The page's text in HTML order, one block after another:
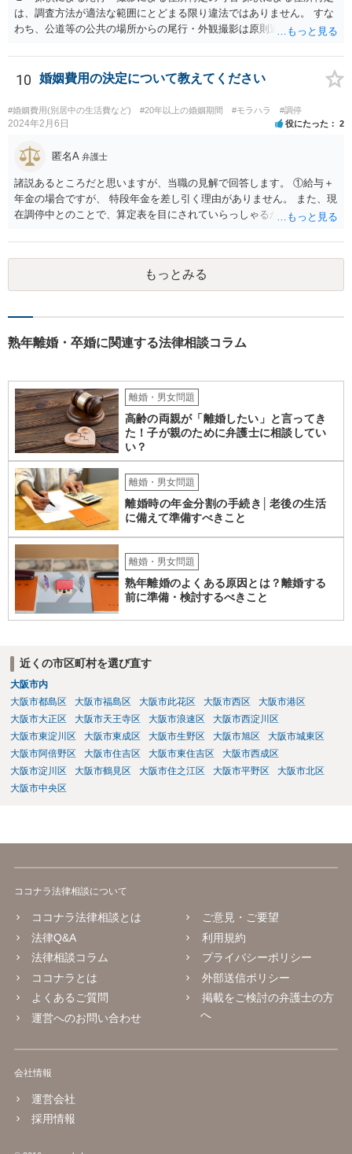
は、調査方法が適法な範囲にとどまる限り違法ではありません。 すな
わち、公道等の公共の場所からの尾行・外観撮影は原則適法であり、
への侵害行為は違法の可能性があります。したがって、夫が相手女性
と会う約束を取り付け、探偵が公道上から尾行・撮影して住所を割り
出す方法は、手段が適法であれば問題ありません。 ２ 相手女性が既
婚者であった場合の夫への慰謝料請求の可能性 相手女性が既婚である
場合、その配偶者は、夫と相手女性の双方に対して不貞行為に基づく
の事情があれば、過失の有無や慰謝料額に影響します。 ・相手女性が
独身であると虚偽申告していた ・夫が既婚と知らなかったことに合理
的理由がある もっとも、相手女性が既婚であることを容易に確認でき
たにもかかわらず漫然と関係を続けた場合は、夫の過失が認められ、
慰謝料（50～150万円程度？）が発生し得ます。
10 婚姻費用の決定について教えてください
#婚姻費用(別居中の生活費など) #20年以上の婚姻期間 #モラハラ #調停
2024年2月6日 役にたった 2
匿名A 弁護士
諸説あるところだと思いますが、当職の見解で回答します。 ①給与＋
年金の場合ですが、 特段年金を差し引く理由がありません。 また、現
在調停中とのことで、算定表を目にされていらっしゃるかと思いま
与の場合、就労するために必要だとされる経費を控除しています。 年
金の場合は、この控除をする必要がありませんので、 詳しい計算式は
割愛しますが、 単純な足し算をした部分の表よりも多い金額が妥当と
いうことになります。 ②婚姻費用は相当額の半分10万円しか出さない
ば審判となりますが、 相手方の根拠のない主張に沿ったものになると
もっとみる
熟年離婚・卒婚に関連する法律相談コラム
離婚・男女問題
高齢の両親が「離婚したい」と言ってき
た！子が親のために弁護士に相談してい
い？
離婚・男女問題
離婚時の年金分割の手続き│老後の生活
に備えて準備すべきこと
離婚・男女問題
熟年離婚のよくある原因とは？離婚する
前に準備・検討するべきこと
近くの市区町村を選び直す
大阪市内
大阪市都島区
大阪市福島区 大阪市此花区 大阪市西区
大阪市港区
大阪市大正区
大阪市天王寺区 大阪市浪速区
大阪市西淀川区
大阪市東淀川区
大阪市東成区 大阪市生野区 大阪市旭区
大阪市城東区
大阪市阿倍野区
大阪市住吉区 大阪市東住吉区
大阪市西成区
大阪市淀川区
大阪市鶴見区 大阪市住之江区 大阪市平野区
大阪市北区
大阪市中央区
ココナラ法律相談について
ココナラ法律相談とは
法律Q&A
法律相談コラム
ココナラとは
よくあるご質問
運営へのお問い合わせ
ご意見・ご要望
利用規約
プライバシーポリシー
外部送信ポリシー
掲載をご検討の弁護士の方
へ
会社情報
運営会社
採用情報